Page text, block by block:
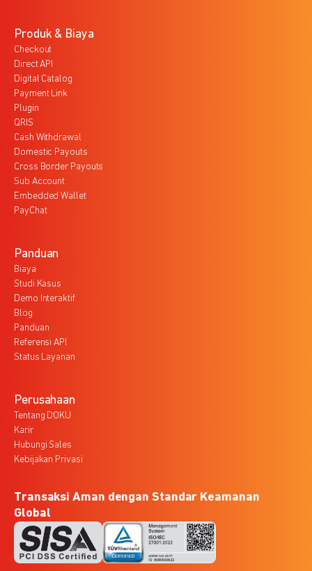
Produk & Biaya
Checkout
Direct API
Digital Catalog
Payment Link
Plugin
QRIS
Cash Withdrawal
Domestic Payouts
Cross Border Payouts
Sub Account
Embedded Wallet
PayChat
Panduan
Biaya
Studi Kasus
Demo Interaktif
Blog
Panduan
Referensi API
Status Layanan
Perusahaan
Tentang DOKU
Karir
Hubungi Sales
Kebijakan Privasi
Transaksi Aman dengan Standar Keamanan
Global